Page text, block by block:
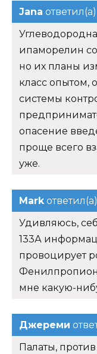
Jana ответил(а)
ипаморелин
но их планы
класс опытом,
системы
опасение
проще всего
уже.
Markответил(а)
Удивляюсь,
133А
провоцирует
мне какую-
Джереми
Палаты,